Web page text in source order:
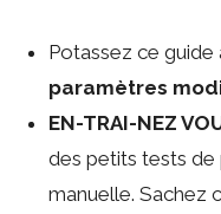
Potassez ce guide
paramètres
EN-TRAI-NEZ
des petits tests de
manuelle. Sachez